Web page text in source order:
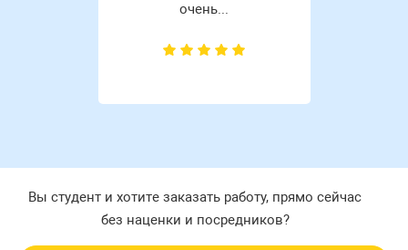
очень...
Вы студент и хотите заказать работу, прямо сейчас
без наценки и посредников?